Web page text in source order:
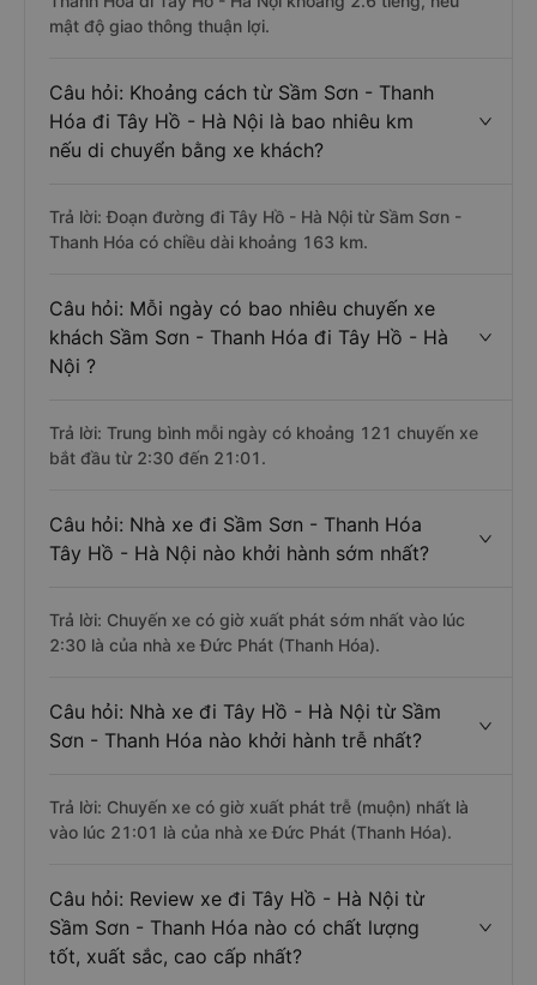
mật độ giao thông thuận lợi.
Câu hỏi: Khoảng cách từ Sầm Sơn - Thanh
Hóa đi Tây Hồ - Hà Nội là bao nhiêu km
nếu di chuyển bằng xe khách?
Trả lời: Đoạn đường đi Tây Hồ - Hà Nội từ Sầm Sơn -
Thanh Hóa có chiều dài khoảng 163 km.
Câu hỏi: Mỗi ngày có bao nhiêu chuyến xe
khách Sầm Sơn - Thanh Hóa đi Tây Hồ - Hà
Nội ?
Trả lời: Trung bình mỗi ngày có khoảng 121 chuyến xe
bắt đầu từ 2:30 đến 21:01.
Câu hỏi: Nhà xe đi Sầm Sơn - Thanh Hóa
Tây Hồ - Hà Nội nào khởi hành sớm nhất?
Trả lời: Chuyến xe có giờ xuất phát sớm nhất vào lúc
2:30 là của nhà xe Đức Phát (Thanh Hóa).
Câu hỏi: Nhà xe đi Tây Hồ - Hà Nội từ Sầm
Sơn - Thanh Hóa nào khởi hành trễ nhất?
Trả lời: Chuyến xe có giờ xuất phát trễ (muộn) nhất là
vào lúc 21:01 là của nhà xe Đức Phát (Thanh Hóa).
Câu hỏi: Review xe đi Tây Hồ - Hà Nội từ
Sầm Sơn - Thanh Hóa nào có chất lượng
tốt, xuất sắc, cao cấp nhất?